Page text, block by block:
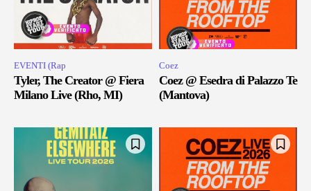
EVENTI (Rap
Tyler, The Creator @ Fiera
Milano Live (Rho, MI)
Coez
Coez @ Esedra di Palazzo Te
(Mantova)